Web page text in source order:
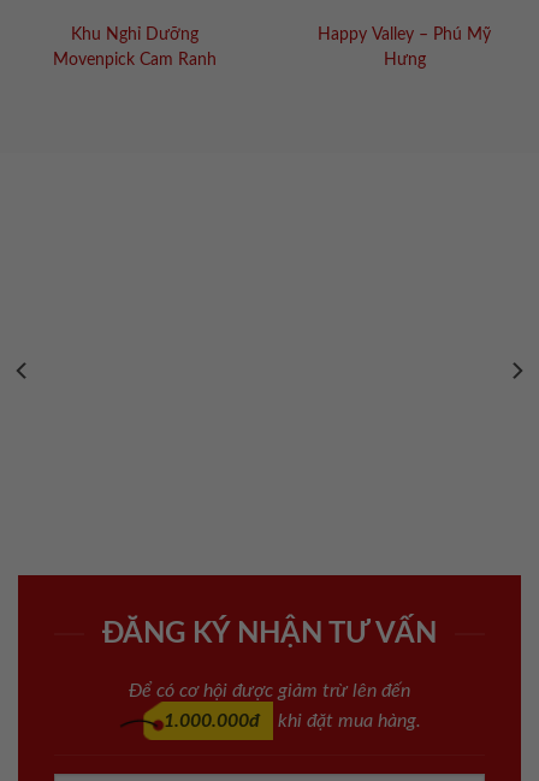
Khu Nghỉ Dưỡng
Movenpick Cam Ranh
Happy Valley – Phú Mỹ
Hưng
ĐĂNG KÝ NHẬN TƯ VẤN
Để có cơ hội được giảm trừ lên đến
1.000.000đ
khi đặt mua hàng.